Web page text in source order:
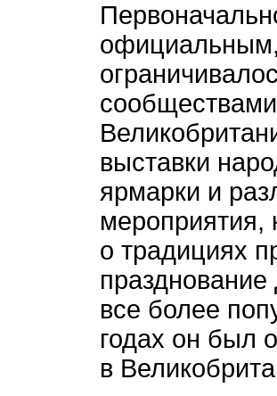
официальным,
выставки
ярмарки и
мероприятия,
о традициях
все более
годах он был
в